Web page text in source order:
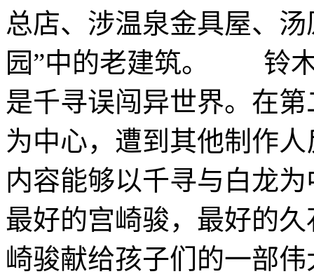
总店、涉温泉金具屋、
园”中的老建筑。 铃木
是千寻误闯异世界。在
为中心，遭到其他制作
内容能够以千寻与白
最好的宫崎骏，最好的
崎骏献给孩子们的一部